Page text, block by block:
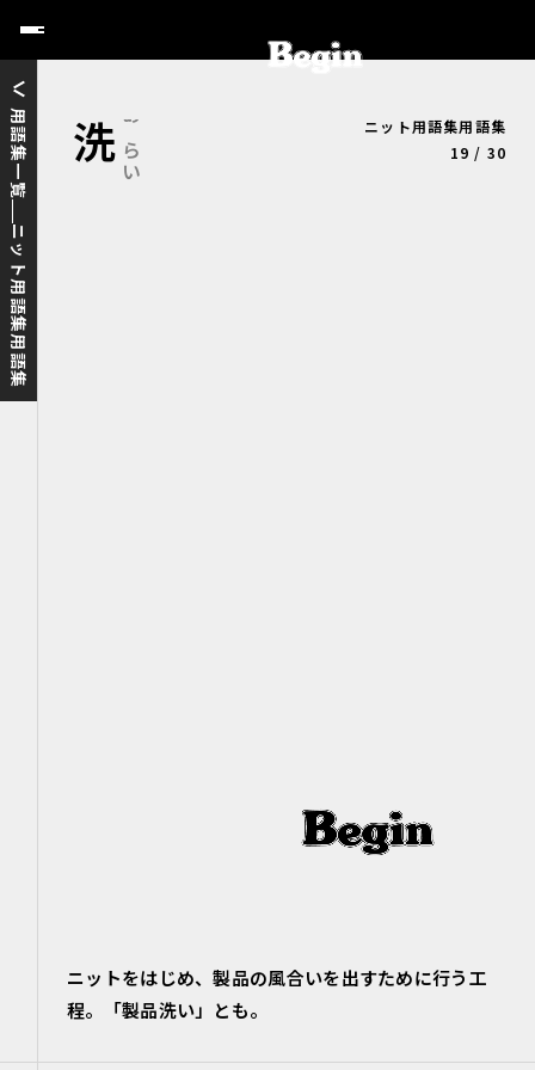
用語集一覧
ニット用語集用語集
洗いあらい
ニット用語集用語集
19 / 30
ニットをはじめ、製品の風合いを出すために行う工
程。「製品洗い」とも。